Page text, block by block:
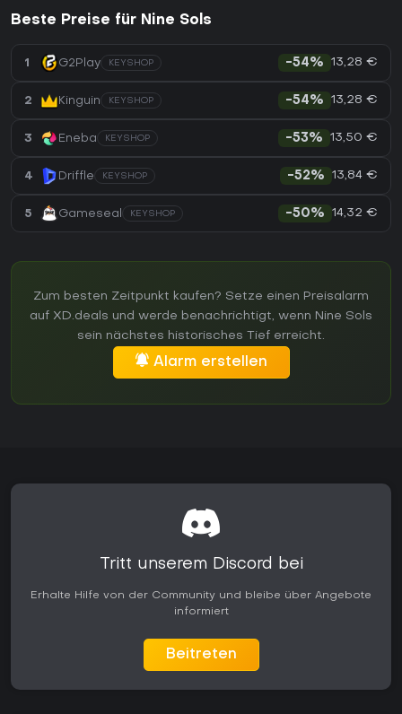
Beste Preise für Nine Sols
1 G2Play KEYSHOP -54% 13,28 €
2 Kinguin KEYSHOP -54% 13,28 €
3 Eneba KEYSHOP -53% 13,50 €
4 Driffle KEYSHOP -52% 13,84 €
5 Gameseal KEYSHOP -50% 14,32 €
Zum besten Zeitpunkt kaufen? Setze einen Preisalarm
auf XD.deals und werde benachrichtigt, wenn Nine Sols
sein nächstes historisches Tief erreicht.
Alarm erstellen
Tritt unserem Discord bei
Erhalte Hilfe von der Community und bleibe über Angebote
informiert
Beitreten